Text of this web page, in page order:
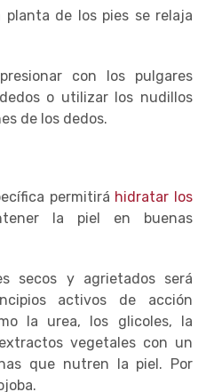
de los pies se relaja
con los pulgares
o utilizar los nudillos
de los dedos.
permitirá hidratar los
la piel en buenas
secos y agrietados será
activos de acción
la urea, los glicoles, la
vegetales con un
que nutren la piel. Por